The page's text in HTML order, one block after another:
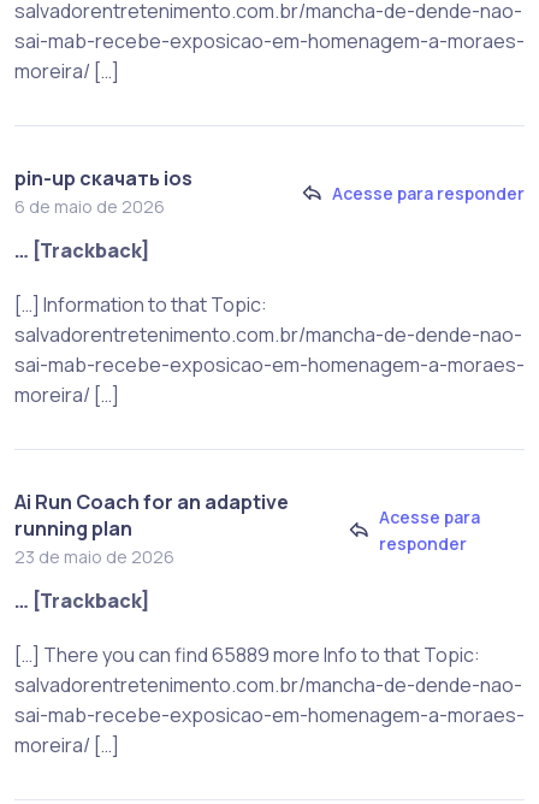
salvadorentretenimento.com.br/mancha-de-dende-nao-
sai-mab-recebe-exposicao-em-homenagem-a-moraes-
moreira/ […]
pin-up скачать ios
6 de maio de 2026
Acesse para responder
… [Trackback]
[…] Information to that Topic:
salvadorentretenimento.com.br/mancha-de-dende-nao-
sai-mab-recebe-exposicao-em-homenagem-a-moraes-
moreira/ […]
Ai Run Coach for an adaptive
running plan
23 de maio de 2026
Acesse para
responder
… [Trackback]
[…] There you can find 65889 more Info to that Topic:
salvadorentretenimento.com.br/mancha-de-dende-nao-
sai-mab-recebe-exposicao-em-homenagem-a-moraes-
moreira/ […]